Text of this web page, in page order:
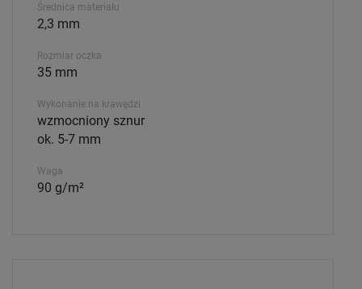
Średnica materiału
2,3 mm
Rozmiar oczka
35 mm
Wykonanie na krawędzi
wzmocniony sznur
ok. 5-7 mm
Waga
90 g/m²